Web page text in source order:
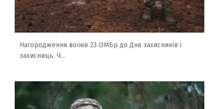
Нагородження воїнів 23 ОМБр до Дня захисників і
захисниць. Ч...